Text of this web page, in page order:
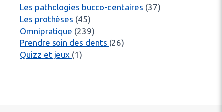
Les pathologies bucco-dentaires (37)
Les prothèses (45)
Omnipratique (239)
Prendre soin des dents (26)
Quizz et jeux (1)